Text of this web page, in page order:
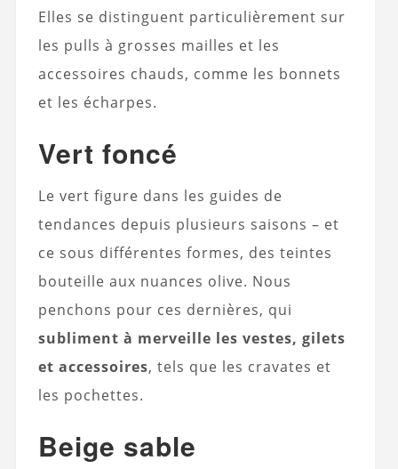
Elles se distinguent particulièrement sur
les pulls à grosses mailles et les
accessoires chauds, comme les bonnets
et les écharpes.
Vert foncé
Le vert figure dans les guides de
tendances depuis plusieurs saisons – et
ce sous différentes formes, des teintes
bouteille aux nuances olive. Nous
penchons pour ces dernières, qui
subliment à merveille les vestes, gilets
et accessoires, tels que les cravates et
les pochettes.
Beige sable